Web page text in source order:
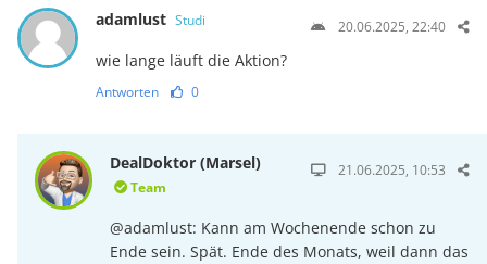
adamlust Studi 20.06.2025, 22:40
wie lange läuft die Aktion?
Antworten 0
DealDoktor (Marsel)
Team
21.06.2025, 10:53
@adamlust: Kann am Wochenende schon zu
Ende sein. Spät. Ende des Monats, weil dann das